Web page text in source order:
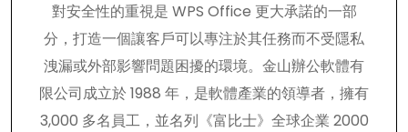
對安全性的重視是 WPS Office 更大承諾的一部
分，打造一個讓客戶可以專注於其任務而不受隱私
洩漏或外部影響問題困擾的環境。金山辦公軟體有
限公司成立於 1988 年，是軟體產業的領導者，擁有
3,000 多名員工，並名列《富比士》全球企業 2000